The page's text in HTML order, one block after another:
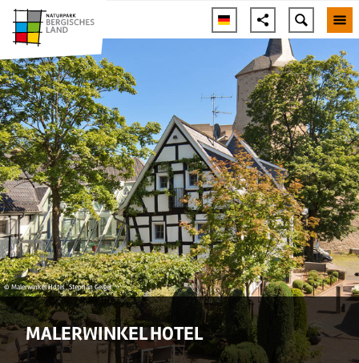
© Malerwinkel Hotel , Stephan Geiger
MALERWINKEL HOTEL